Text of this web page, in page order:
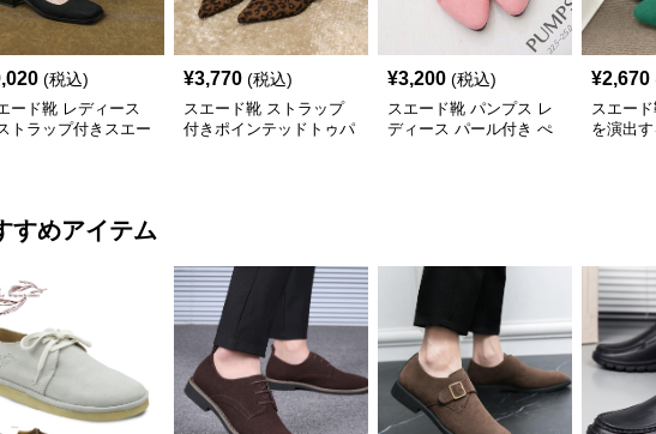
(税込)
ード靴 レディース
トラップ付きスエー
¥3,770 (税込)
スエード靴 ストラップ
付きポインテッドトゥパ
¥3,200 (税込)
スエード靴 パンプス レ
ディース パール付き ぺ
¥2,670
スエー
を演出
すめアイテム